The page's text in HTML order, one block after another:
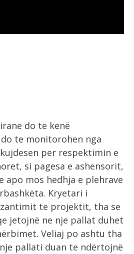
do te kenë
te monitorohen nga
per respektimin e
si pagesa e ashensorit,
apo mos hedhja e plehrave
Kryetari i
te projektit, tha se
jetojnë ne nje pallat duhet
Veliaj po ashtu tha
pallati duan te ndërtojnë